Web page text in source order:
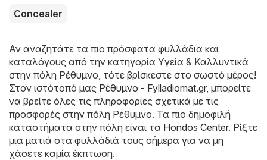
Concealer
Αν αναζητάτε τα πιο πρόσφατα φυλλάδια και
καταλόγους από την κατηγορία Υγεία & Καλλυντικά
στην πόλη Ρέθυμνο, τότε βρίσκεστε στο σωστό μέρος!
Στον ιστότοπό μας Ρέθυμνο - Fylladiomat.gr, μπορείτε
να βρείτε όλες τις πληροφορίες σχετικά με τις
προσφορές στην πόλη Ρέθυμνο. Τα πιο δημοφιλή
καταστήματα στην πόλη είναι τα Hondos Center. Ρίξτε
μια ματιά στα φυλλάδιά τους σήμερα για να μη
χάσετε καμία έκπτωση.